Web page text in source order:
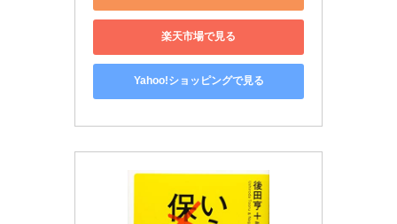
楽天市場で見る
Yahoo!ショッピングで見る